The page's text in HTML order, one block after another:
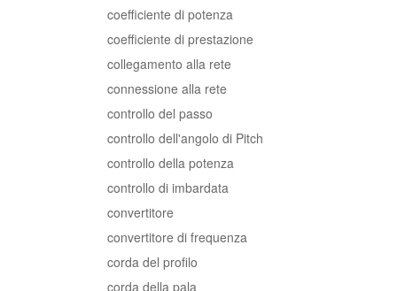
coefficiente di potenza
coefficiente di prestazione
collegamento alla rete
connessione alla rete
controllo del passo
controllo dell'angolo di Pitch
controllo della potenza
controllo di imbardata
convertitore
convertitore di frequenza
corda del profilo
corda della pala